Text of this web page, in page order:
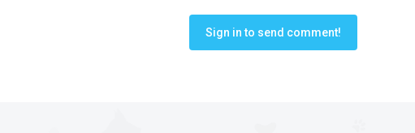
Sign in to send comment!